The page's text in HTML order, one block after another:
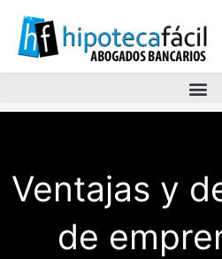
Ventajas y
de